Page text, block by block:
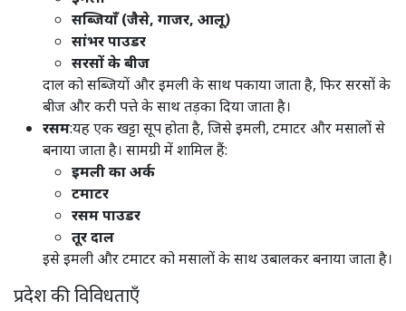
सब्जियाँ (जैसे, गाजर, आलू)
सांभर पाउडर
सरसों के बीज
दाल को सब्जियों और इमली के साथ पकाया जाता है, फिर सरसों के
बीज और करी पत्ते के साथ तड़का दिया जाता है।
रसम:यह एक खट्टा सूप होता है, जिसे इमली, टमाटर और मसालों से
बनाया जाता है। सामग्री में शामिल हैं:
इमली का अर्क
टमाटर
रसम पाउडर
तूर दाल
इसे इमली और टमाटर को मसालों के साथ उबालकर बनाया जाता है।
प्रदेश की विविधताएँ